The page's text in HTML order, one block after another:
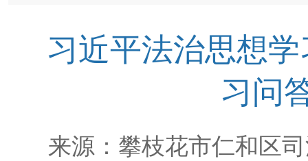
习近平法治思想
习问
来源： 攀枝花市仁和区